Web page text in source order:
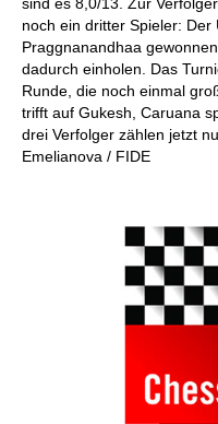
noch ein dritter Spieler:
Praggnanandhaa
dadurch einholen. Das
Runde, die noch einmal
trifft auf Gukesh, Caruana
drei Verfolger zählen jetzt
Emelianova / FIDE